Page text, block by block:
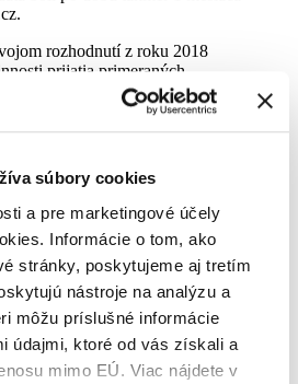
súbory cookies
a pre marketingové účely
Informácie o tom, ako
stránky, poskytujeme aj tretím
nástroje na analýzu a
môžu príslušné informácie
údajmi, ktoré od vás získali a
mimo EÚ. Viac nájdete v
rozhodnutí z roku 2018
prijatia primeraných
základe čoho bola uložená pokuta vo
úprava
– Nariadenie GDPR
každá osoba, ktorá utrpela
ujmuv dôsledkuporušenia
spracúvaním v rozpore s
sprostredkovateľaje táto